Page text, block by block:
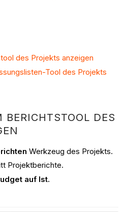
des Projekts anzeigen
Tool des Projekts
BERICHTSTOOL DES
Werkzeug des Projekts.
Projektberichte.
auf Ist.